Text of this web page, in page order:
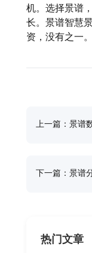
机。选择景谱
长。景谱智慧
资，没有之一。
上一篇：景谱
下一篇：景谱
热门文章